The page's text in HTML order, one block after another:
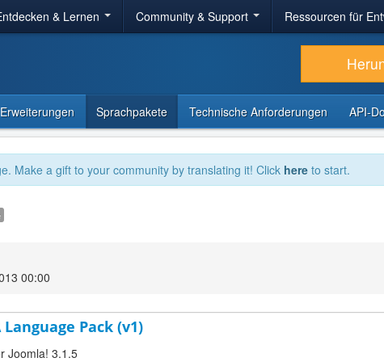
& Lernen Community & Support Ressourcen für
Erweiterungen Sprachpakete Technische Anforderungen API-
Make a gift to your community by translating it! Click here to start.
00:00
Pack (v1)
Joomla! 3.1.5